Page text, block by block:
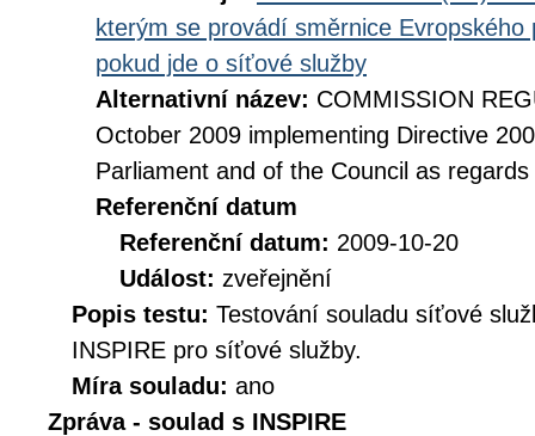
kterým se provádí směrnice
pokud jde o síťové služby
Alternativní název: COMMISSION
October 2009 implementing Directive
Parliament and of the Council as
Referenční datum
Referenční datum: 2009-10-20
Událost: zveřejnění
Popis testu: Testování souladu síťové
INSPIRE pro síťové služby.
Míra souladu: ano
Zpráva - soulad s INSPIRE